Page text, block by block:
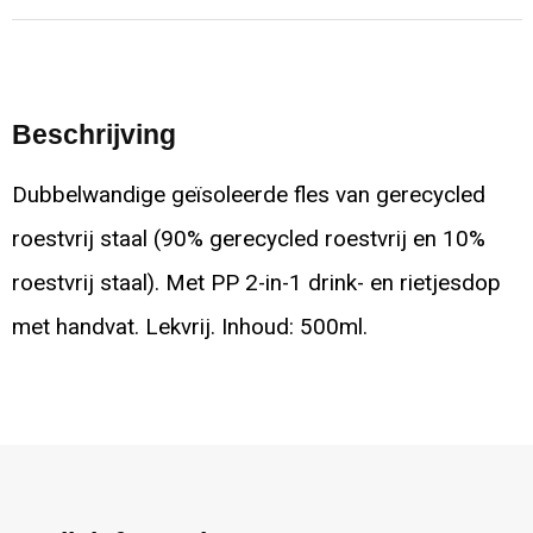
Beschrijving
Dubbelwandige geïsoleerde fles van gerecycled
roestvrij staal (90% gerecycled roestvrij en 10%
roestvrij staal). Met PP 2-in-1 drink- en rietjesdop
met handvat. Lekvrij. Inhoud: 500ml.